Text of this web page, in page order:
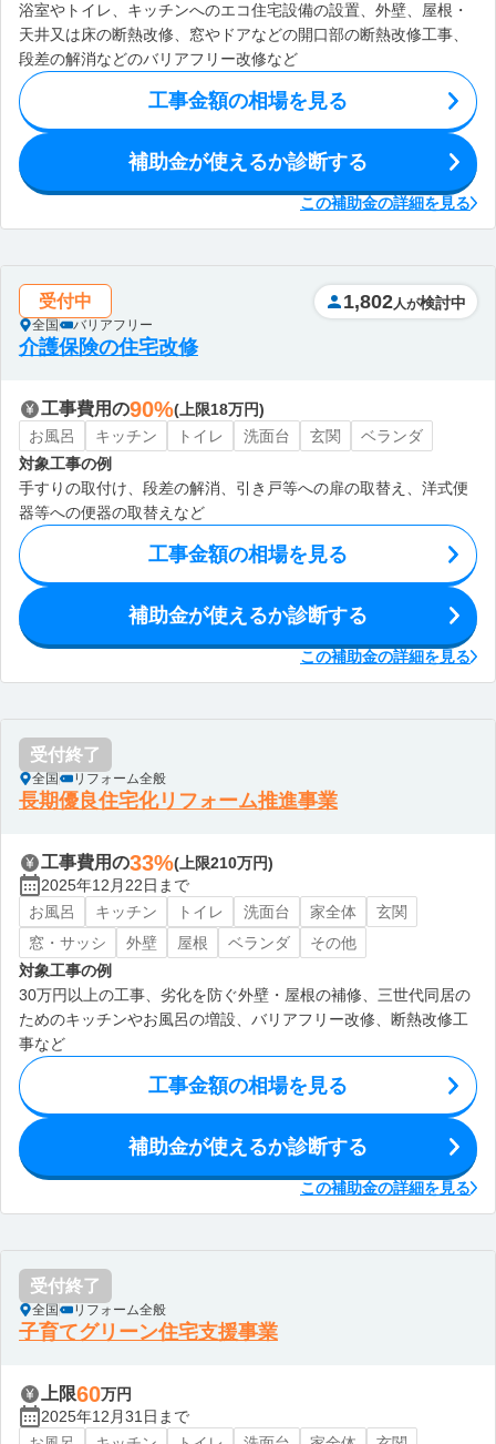
浴室やトイレ、キッチンへのエコ住宅設備の設置、外壁、屋根・
天井又は床の断熱改修、窓やドアなどの開口部の断熱改修工事、
段差の解消などのバリアフリー改修など
工事金額の相場を見る
補助金が使えるか診断する
この補助金の詳細を見る
受付中
全国 バリアフリー
1,802 人が検討中
介護保険の住宅改修
工事費用の90%(上限18万円)
お風呂
キッチン トイレ 洗面台 玄関
ベランダ
対象工事の例
手すりの取付け、段差の解消、引き戸等への扉の取替え、洋式便
器等への便器の取替えなど
工事金額の相場を見る
補助金が使えるか診断する
この補助金の詳細を見る
受付終了
全国 リフォーム全般
長期優良住宅化リフォーム推進事業
工事費用の33%(上限210万円)
2025年12月22日まで
お風呂
キッチン トイレ 洗面台 家全体
玄関
窓・サッシ
外壁 屋根 ベランダ
その他
対象工事の例
30万円以上の工事、劣化を防ぐ外壁・屋根の補修、三世代同居の
ためのキッチンやお風呂の増設、バリアフリー改修、断熱改修工
事など
工事金額の相場を見る
補助金が使えるか診断する
この補助金の詳細を見る
受付終了
全国 リフォーム全般
子育てグリーン住宅支援事業
上限60万円
2025年12月31日まで